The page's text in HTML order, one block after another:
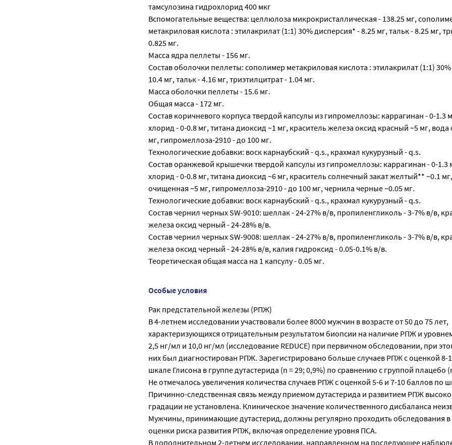
тамсулозина гидрохлорид 400 мкг
Вспомогательные вещества: целлюлоза микрокристаллическая - 138.25 мг,
метакриловая кислота : этилакрилат (1:1) 30% дисперсия* - 8.25 мг, тальк - 8.25 мг,
0.825 мг.
Масса ядра пеллеты - 156 мг.
Состав оболочки пеллеты: сополимер метакриловая кислота : этилакрилат (1:1)
10.4 мг, тальк - 4.16 мг, триэтилцитрат - 1.04 мг.
Масса оболочки пеллеты - 15.6 мг.
Общая масса - 172 мг.
Состав коричневого корпуса твердой капсулы из гипромеллозы: каррагинан - 0-1.3
хлорид - 0-0.8 мг, титана диоксид ~1 мг, краситель железа оксид красный ~5 мг,
мг, гипромеллоза-2910 - до 100 мг.
Технологические добавки: воск карнаубский - q.s., крахмал кукурузный - q.s.
Состав оранжевой крышечки твердой капсулы из гипромеллозы: каррагинан - 0-1.3
хлорид - 0-0.8 мг, титана диоксид ~6 мг, краситель солнечный закат желтый** ~0.1
очищенная ~5 мг, гипромеллоза-2910 - до 100 мг, чернила черные ~0.05 мг.
Технологические добавки: воск карнаубский - q.s., крахмал кукурузный - q.s.
Состав чернил черных SW-9010: шеллак - 24-27% в/в, пропиленгликоль - 3-7% в/в,
железа оксид черный - 24-28% в/в.
Состав чернил черных SW-9008: шеллак - 24-27% в/в, пропиленгликоль - 3-7% в/в,
железа оксид черный - 24-28% в/в, калия гидроксид - 0.05-0.1% в/в.
Теоретическая общая масса на 1 капсулу - 0.05 мг.
Особые условия
Рак предстательной железы (РПЖ)
В 4-летнем исследовании участвовали более 8000 мужчин в возрасте от 50 до 75 лет,
характеризующихся отрицательным результатом биопсии на наличие РПЖ и
2,5 нг/мл и 10,0 нг/мл (исследование REDUCE) при первичном обследовании, при
них был диагностирован РПЖ. Зарегистрировано больше случаев РПЖ с оценкой 8-
шкале Глисона в группе дутастерида (n = 29; 0,9%) по сравнению с группой плацебо
Не отмечалось увеличения количества случаев РПЖ с оценкой 5-6 и 7-10 баллов по
Причинно-следственная связь между приемом дутастерида и развитием РПЖ
градации не установлена. Клиническое значение количественного дисбаланса
Мужчины, принимающие дутастерид, должны регулярно проходить обследования
оценки риска развития РПЖ, включая определение уровня ПСА.
В дополнительном 2-летнем исследовании, направленном на последующее